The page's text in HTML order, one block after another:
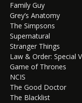
Family Guy
Grey’s Anatomy
The Simpsons
Supernatural
Stranger Things
Law & Order: Special
Game of Thrones
NCIS
The Good Doctor
The Blacklist